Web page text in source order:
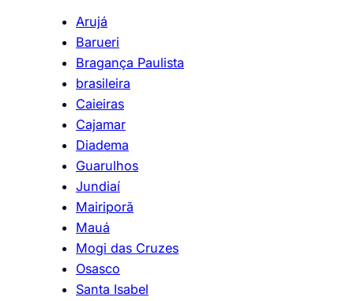
Arujá
Barueri
Bragança Paulista
brasileira
Caieiras
Cajamar
Diadema
Guarulhos
Jundiaí
Mairiporã
Mauá
Mogi das Cruzes
Osasco
Santa Isabel